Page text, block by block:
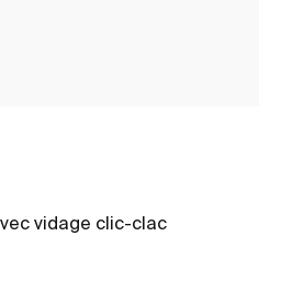
vidage clic-clac